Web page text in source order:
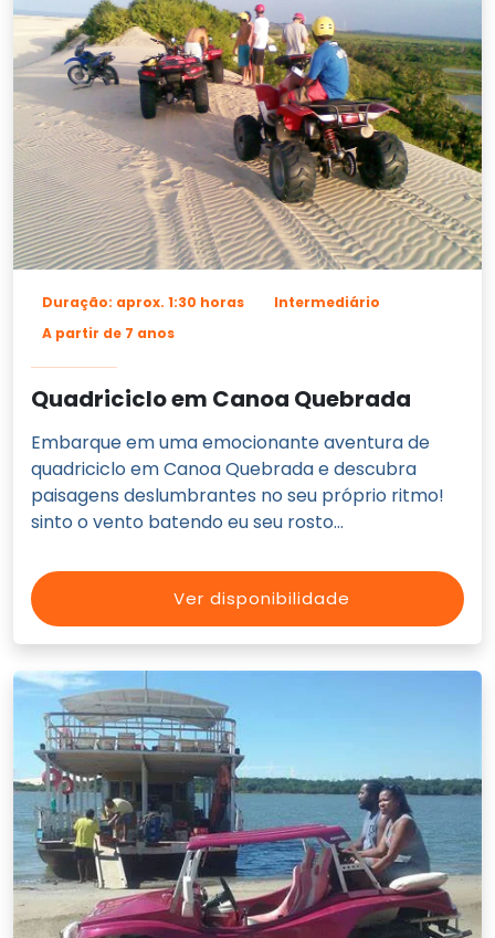
Duração: aprox. 1:30 horas
Intermediário
A partir de 7 anos
Quadriciclo em Canoa Quebrada
Embarque em uma emocionante aventura de
quadriciclo em Canoa Quebrada e descubra
paisagens deslumbrantes no seu próprio ritmo!
sinto o vento batendo eu seu rosto...
Ver disponibilidade